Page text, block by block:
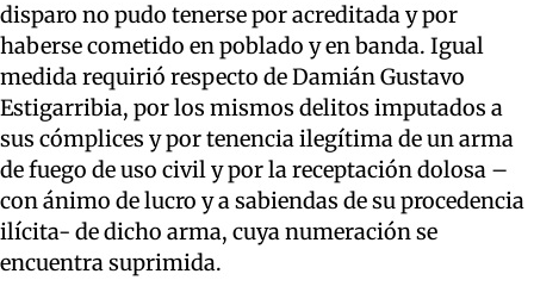
disparo no pudo tenerse por acreditada y por
haberse cometido en poblado y en banda. Igual
medida requirió respecto de Damián Gustavo
Estigarribia, por los mismos delitos imputados a
sus cómplices y por tenencia ilegítima de un arma
de fuego de uso civil y por la receptación dolosa –
con ánimo de lucro y a sabiendas de su procedencia
ilícita- de dicho arma, cuya numeración se
encuentra suprimida.